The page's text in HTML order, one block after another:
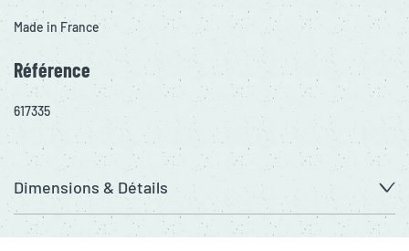
Made in France
Référence
617335
Dimensions & Détails